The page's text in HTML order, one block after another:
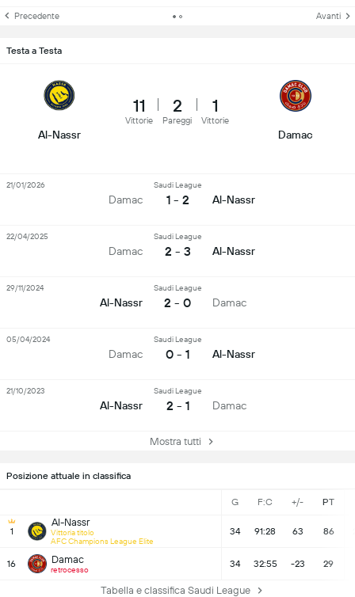
Posizione attuale in classifica
G F:C +/- PT
1
Al-Nassr
Vittoria titolo
AFC Champions League Elite
34 91:28 63 86
16 Damac
retrocesso
34 32:55 -23 29
Tabella e classifica Saudi League
Precedente Avanti
Testa a Testa
Al-Nassr
11
Vittorie
2
Pareggi
1
Vittorie
Damac
Damac
Saudi League
1 - 2 Al-Nassr
21/01/2026
Damac
Saudi League
2 - 3 Al-Nassr
22/04/2025
Al-Nassr
Saudi League
2 - 0 Damac
29/11/2024
Damac
Saudi League
0 - 1 Al-Nassr
05/04/2024
Al-Nassr
Saudi League
2 - 1 Damac
21/10/2023
Mostra tutti